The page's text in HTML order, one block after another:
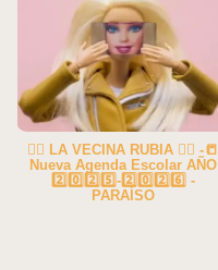
👱‍♀️ LA VECINA RUBIA 👱‍♀️ -📒
Nueva Agenda Escolar AÑO
2️⃣0️⃣2️⃣5️⃣-2️⃣0️⃣2️⃣6️⃣ -
PARAÍSO